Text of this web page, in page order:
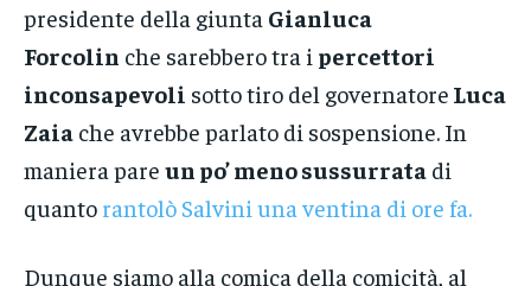
presidente della giunta Gianluca
Forcolin che sarebbero tra i percettori
inconsapevoli sotto tiro del governatore Luca
Zaia che avrebbe parlato di sospensione. In
maniera pare un po’ meno sussurrata di
quanto rantolò Salvini una ventina di ore fa.
Dunque siamo alla comica della comicità, al